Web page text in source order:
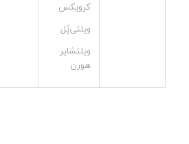
کرویکس
ویلتی‌پُل
ویلتشایر
هورن